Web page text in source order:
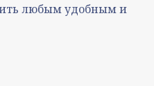
любым удобным и